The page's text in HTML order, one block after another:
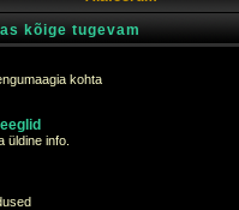
kõige tugevam
kohta
üldine info.